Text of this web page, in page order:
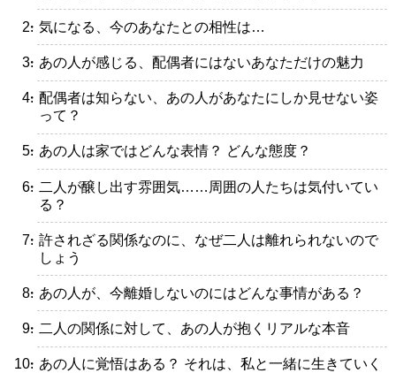
・気になる、今のあなたとの相性は…
・あの人が感じる、配偶者にはないあなただけの魅力
・配偶者は知らない、あの人があなたにしか見せない姿
って？
・あの人は家ではどんな表情？ どんな態度？
・二人が醸し出す雰囲気……周囲の人たちは気付いてい
る？
・許されざる関係なのに、なぜ二人は離れられないので
しょう
・あの人が、今離婚しないのにはどんな事情がある？
・二人の関係に対して、あの人が抱くリアルな本音
・あの人に覚悟はある？ それは、私と一緒に生きていく